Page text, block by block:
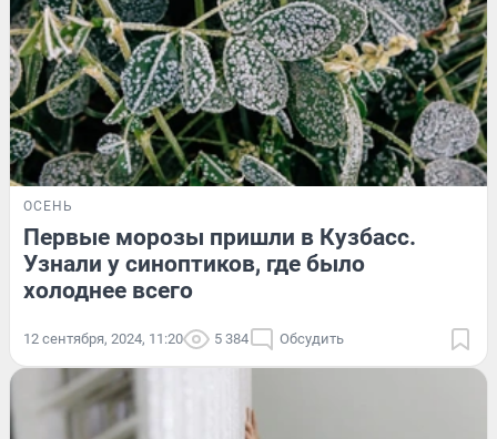
ОСЕНЬ
Первые морозы пришли в Кузбасс.
Узнали у синоптиков, где было
холоднее всего
12 сентября, 2024, 11:20 5 384 Обсудить